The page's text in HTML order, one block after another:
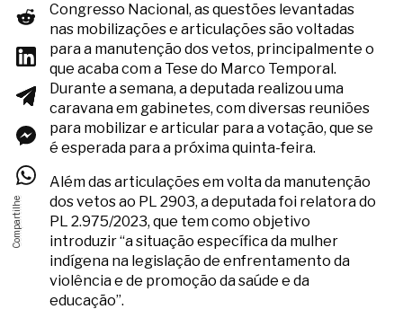
Congresso Nacional, as questões levantadas
nas mobilizações e articulações são voltadas
para a manutenção dos vetos, principalmente o
que acaba com a Tese do Marco Temporal.
Durante a semana, a deputada realizou uma
caravana em gabinetes, com diversas reuniões
para mobilizar e articular para a votação, que se
é esperada para a próxima quinta-feira.
Além das articulações em volta da manutenção
dos vetos ao PL 2903, a deputada foi relatora do
PL 2.975/2023, que tem como objetivo
introduzir “a situação específica da mulher
indígena na legislação de enfrentamento da
violência e de promoção da saúde e da
educação”.